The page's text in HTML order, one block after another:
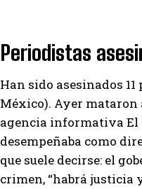
Periodistas
Han sido asesinados
México). Ayer mataron
agencia informativa El
desempeñaba como
que suele decirse: el
crimen, “habrá justicia